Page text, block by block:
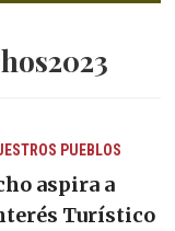
PUEBLOS
aspira a
Turístico